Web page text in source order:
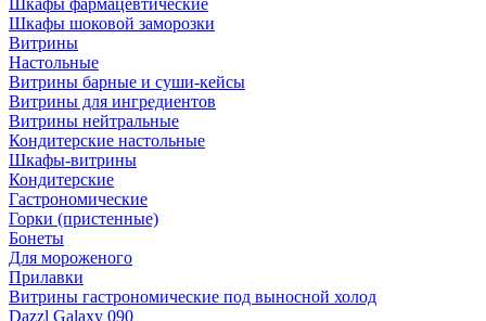
Шкафы фармацевтические
Шкафы шоковой заморозки
Витрины
Настольные
Витрины барные и суши-кейсы
Витрины для ингредиентов
Витрины нейтральные
Кондитерские настольные
Шкафы-витрины
Кондитерские
Гастрономические
Горки (пристенные)
Бонеты
Для мороженого
Прилавки
Витрины гастрономические под выносной холод
Dazzl Galaxy 090